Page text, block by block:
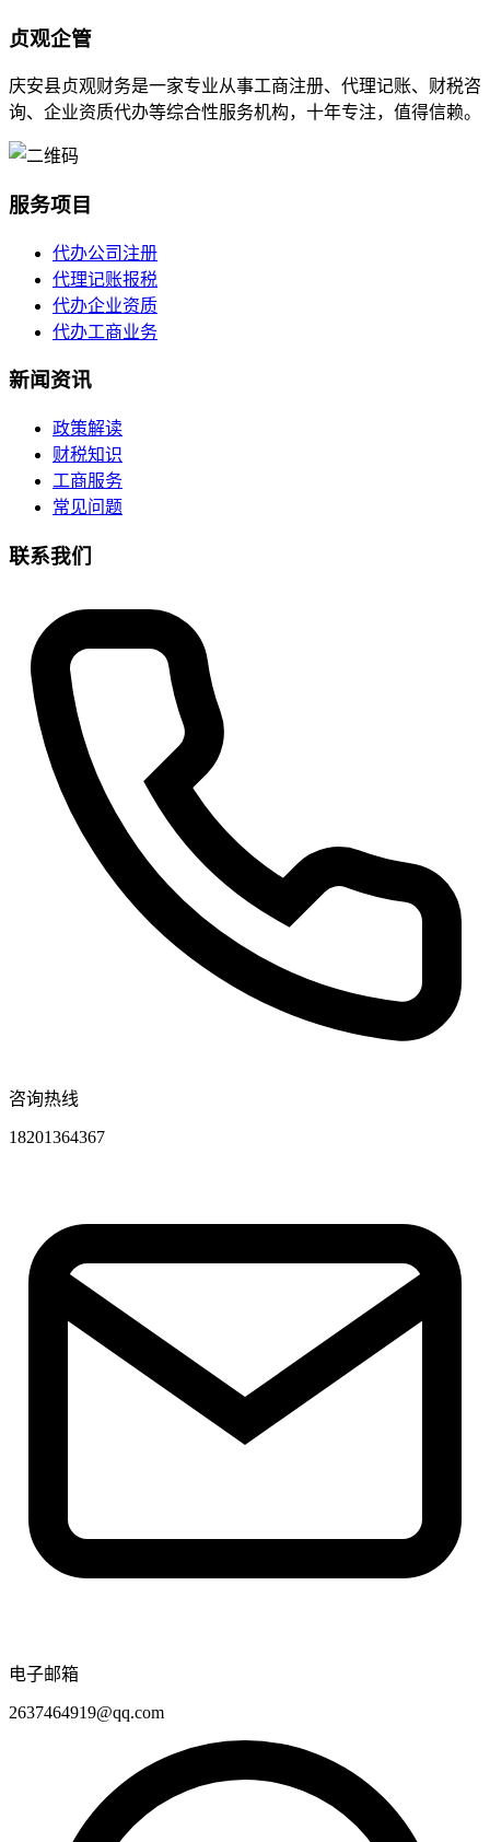
贞观企管
庆安县贞观财务是一家专业从事工商注册、代理记账、财税咨
询、企业资质代办等综合性服务机构，十年专注，值得信赖。
服务项目
代办公司注册
代理记账报税
代办企业资质
代办工商业务
新闻资讯
政策解读
财税知识
工商服务
常见问题
联系我们
咨询热线
18201364367
电子邮箱
2637464919@qq.com